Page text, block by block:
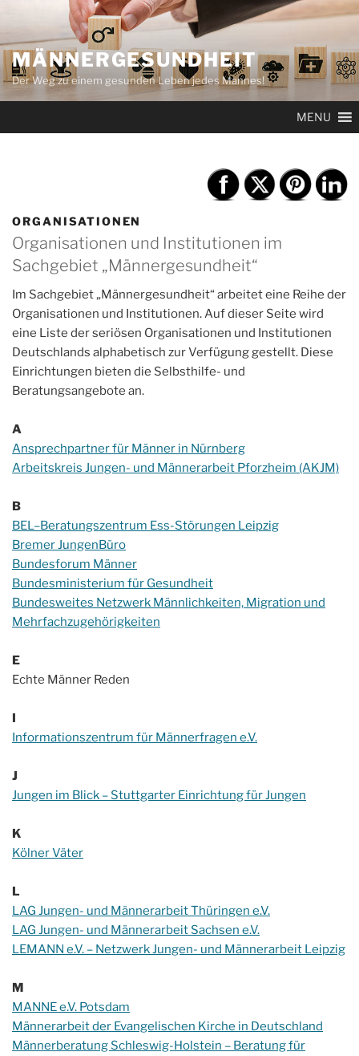
Inhalt
springen
MÄNNERGESUNDHEIT
Der Weg zu einem gesunden Leben jedes Mannes!
MENU
ORGANISATIONEN
Organisationen und Institutionen im
Sachgebiet „Männergesundheit“
Im Sachgebiet „Männergesundheit“ arbeitet eine Reihe der
Organisationen und Institutionen. Auf dieser Seite wird
eine Liste der seriösen Organisationen und Institutionen
Deutschlands alphabetisch zur Verfügung gestellt. Diese
Einrichtungen bieten die Selbsthilfe- und
Beratungsangebote an.
A
Ansprechpartner für Männer in Nürnberg
Arbeitskreis Jungen- und Männerarbeit Pforzheim (AKJM)
B
BEL–Beratungszentrum Ess-Störungen Leipzig
Bremer JungenBüro
Bundesforum Männer
Bundesministerium für Gesundheit
Bundesweites Netzwerk Männlichkeiten, Migration und
Mehrfachzugehörigkeiten
E
Echte Männer Reden
I
Informationszentrum für Männerfragen e.V.
J
Jungen im Blick – Stuttgarter Einrichtung für Jungen
K
Kölner Väter
L
LAG Jungen- und Männerarbeit Thüringen e.V.
LAG Jungen- und Männerarbeit Sachsen e.V.
LEMANN e.V. – Netzwerk Jungen- und Männerarbeit Leipzig
M
MANNE e.V. Potsdam
Männerarbeit der Evangelischen Kirche in Deutschland
Männerberatung Schleswig-Holstein – Beratung für